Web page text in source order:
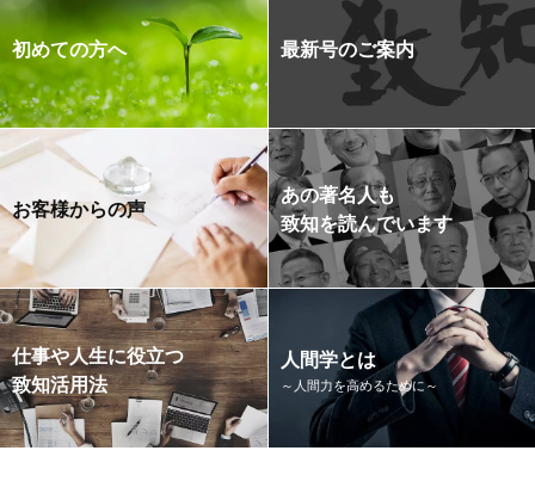
初めての方へ 最新号のご案内
お客様からの声
あの著名人も
致知を読んでいます
仕事や人生に役立つ
致知活用法
人間学とは
～人間力を高めるために～